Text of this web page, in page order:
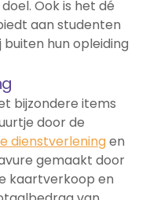
Ook is het dé
aan studenten
hun opleiding
bijzondere items
door de
dienstverleningen
gemaakt door
kaartverkoop en